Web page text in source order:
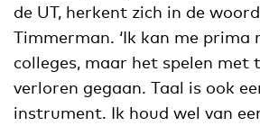
de UT, herkent zich in de
Timmerman. ‘Ik kan me prima
colleges, maar het spelen met
verloren gegaan. Taal is ook
instrument. Ik houd wel van